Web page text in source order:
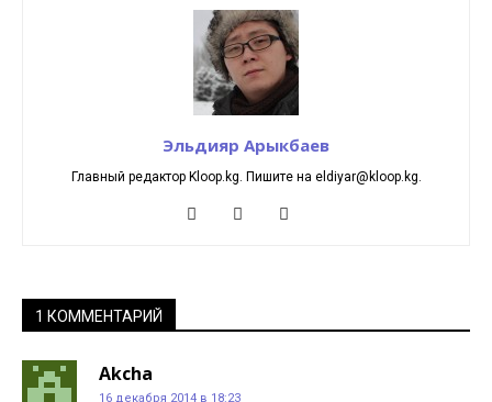
Эльдияр Арыкбаев
Главный редактор Kloop.kg. Пишите на eldiyar@kloop.kg.
1 КОММЕНТАРИЙ
Akcha
16 декабря 2014 в 18:23